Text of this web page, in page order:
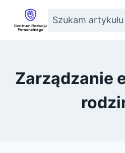
Przejdź
treści
Szukam
Zarządzanie